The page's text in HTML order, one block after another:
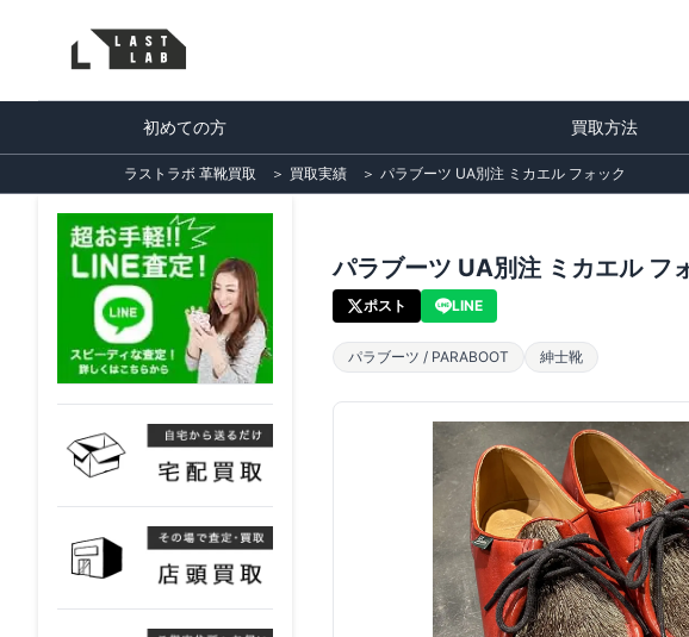
初めての方 買取方法
ラストラボ 革靴買取 ＞ 買取実績 ＞ パラブーツ UA別注 ミカエル フォック
パラブーツ UA別注 ミカエル フ
ポスト LINE
パラブーツ / PARABOOT 紳士靴